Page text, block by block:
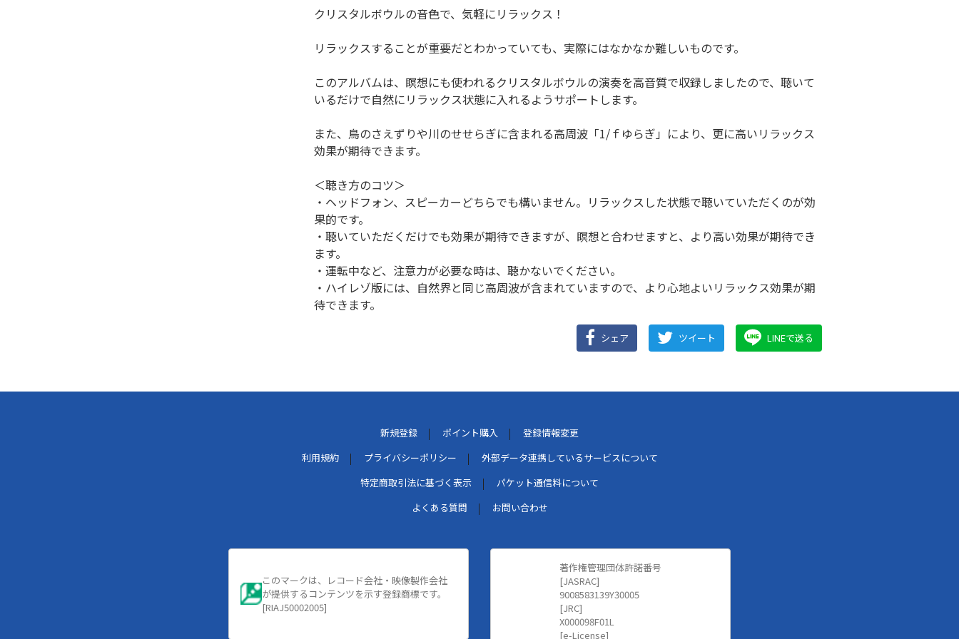
クリスタルボウルの音色で、気軽にリラックス！
リラックスすることが重要だとわかっていても、実際にはなかなか難しいものです。
このアルバムは、瞑想にも使われるクリスタルボウルの演奏を高音質で収録しましたので、聴いて
いるだけで自然にリラックス状態に入れるようサポートします。
また、鳥のさえずりや川のせせらぎに含まれる高周波「1/ｆゆらぎ」により、更に高いリラックス
効果が期待できます。
＜聴き方のコツ＞
・ヘッドフォン、スピーカーどちらでも構いません。リラックスした状態で聴いていただくのが効
果的です。
・聴いていただくだけでも効果が期待できますが、瞑想と合わせますと、より高い効果が期待でき
ます。
・運転中など、注意力が必要な時は、聴かないでください。
・ハイレゾ版には、自然界と同じ高周波が含まれていますので、より心地よいリラックス効果が期
待できます。
シェア ツイート LINEで送る
新規登録 ポイント購入
登録情報変更
利用規約
プライバシーポリシー
外部データ連携しているサービスについて
特定商取引法に基づく表示
パケット通信料について
よくある質問
お問い合わせ
このマークは、レコード会社・映像製作会社
が提供するコンテンツを示す登録商標です。
[RIAJ50002005]
著作権管理団体許諾番号
[JASRAC]
9008583139Y30005
[JRC]
X000098F01L
[e-License]